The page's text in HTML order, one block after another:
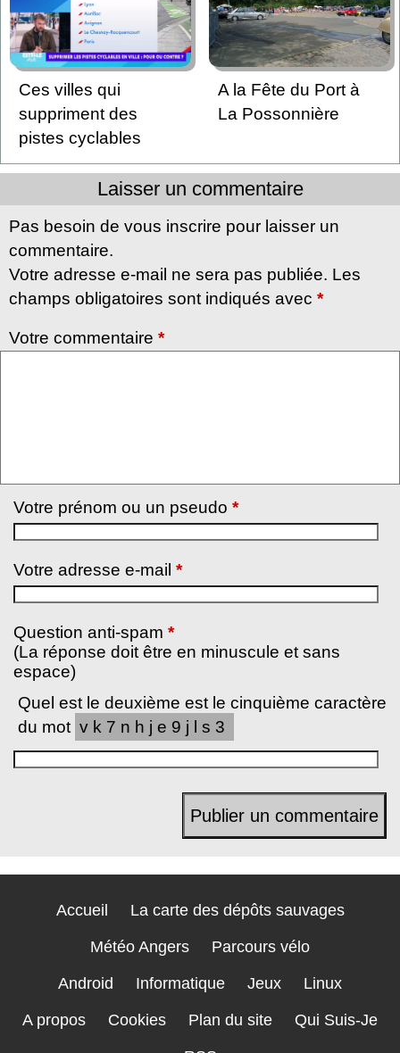
Ces villes qui
suppriment des
pistes cyclables
A la Fête du Port à
La Possonnière
Laisser un commentaire
Pas besoin de vous inscrire pour laisser un
commentaire.
Votre adresse e-mail ne sera pas publiée. Les
champs obligatoires sont indiqués avec *
Votre commentaire *
Votre prénom ou un pseudo *
Votre adresse e-mail *
Question anti-spam *
(La réponse doit être en minuscule et sans
espace)
Quel est le deuxième est le cinquième caractère
du mot vk7nhje9jls3
Accueil La carte des dépôts sauvages
Météo Angers Parcours vélo
Android Informatique Jeux Linux
A propos Cookies Plan du site Qui Suis-Je